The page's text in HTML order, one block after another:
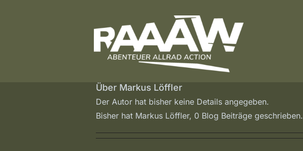
Über Markus Löffler
Der Autor hat bisher keine Details angegeben.
Bisher hat Markus Löffler, 0 Blog Beiträge geschrieben.